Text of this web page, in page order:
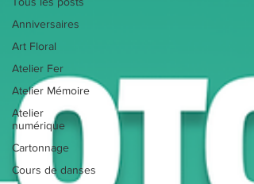
Anniversaires
Art Floral
Atelier Fer
Atelier Mémoire
Atelier
numérique
Cartonnage
Cours de danses